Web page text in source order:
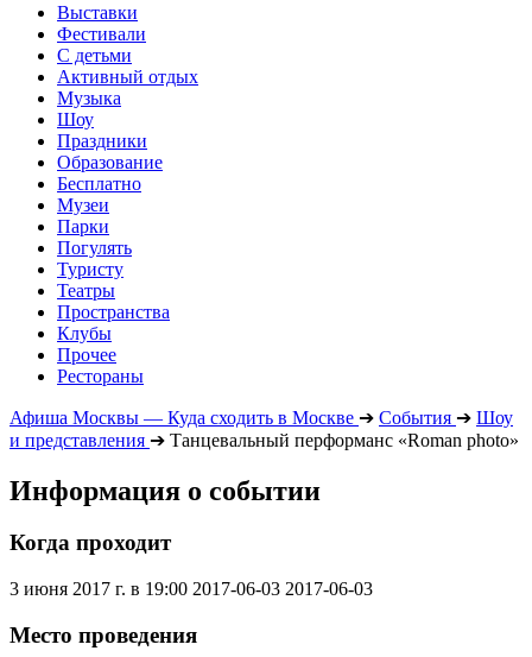
Выставки
Фестивали
С детьми
Активный отдых
Музыка
Шоу
Праздники
Образование
Бесплатно
Музеи
Парки
Погулять
Туристу
Театры
Пространства
Клубы
Прочее
Рестораны
Афиша Москвы — Куда сходить в Москве ➔ События ➔ Шоу
и представления ➔ Танцевальный перформанс «Roman photo»
Информация о событии
Когда проходит
3 июня 2017 г. в 19:00 2017-06-03 2017-06-03
Место проведения